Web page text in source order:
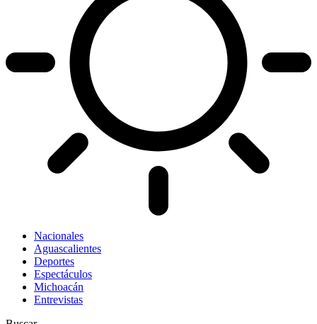
Nacionales
Aguascalientes
Deportes
Espectáculos
Michoacán
Entrevistas